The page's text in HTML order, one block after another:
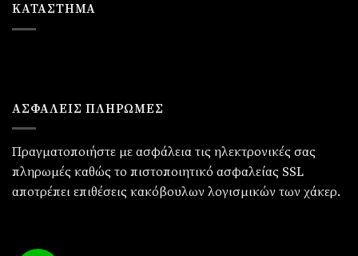
ΚΑΤΆΣΤΗΜΑ
ΑΣΦΑΛΕΙΣ ΠΛΗΡΩΜΕΣ
Πραγματοποιήστε με ασφάλεια τις ηλεκτρονικές σας
πληρωμές καθώς το πιστοποιητικό ασφαλείας SSL
αποτρέπει επιθέσεις κακόβουλων λογισμικών των χάκερ.